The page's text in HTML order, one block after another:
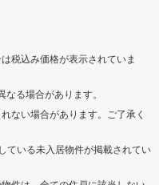
税込み価格が表示されていま
る場合があります。
ない場合があります。ご了承く
ている未入居物件が掲載されてい